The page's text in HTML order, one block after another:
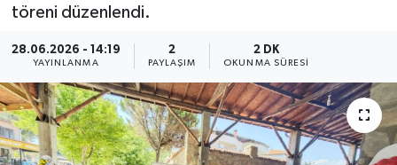
töreni düzenlendi.
28.06.2026 - 14:19
YAYINLANMA
2
PAYLAŞIM
2 DK
OKUNMA SÜRESI
Kültür Sanat
Spor
Son Dakika Haberleri
Haber Arşivi